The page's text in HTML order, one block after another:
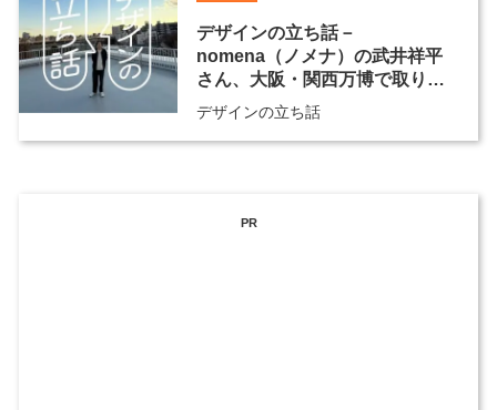
デザインの立ち話－
nomena（ノメナ）の武井祥平
さん、大阪・関西万博で取り組
む“前例のないものづくり”
デザインの立ち話
PR